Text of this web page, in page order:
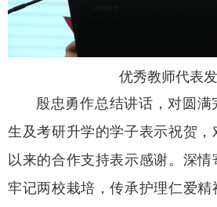
优秀教师代表
殷忠勇作总结讲话，对圆
生及考研升学的学子表示祝贺
以来的合作支持表示感谢。深
牢记两校栽培，传承护理仁爱